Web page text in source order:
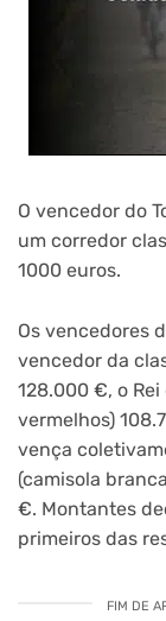
O vencedor do
um corredor
1000 euros.
Os vencedores
vencedor da
128.000 €, o
vermelhos)
vença
(camisola
€. Montantes
primeiros das
FIM DE